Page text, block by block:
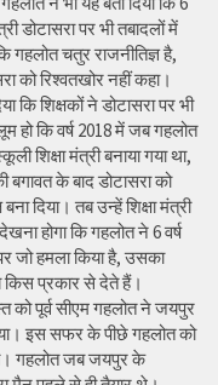
डोटासरा पर भी तबादलों में
चतुर राजनीतिज्ञ है,
को रिश्वतखोर नहीं कहा।
कि शिक्षकों ने डोटासरा पर भी
हो कि वर्ष 2018 में जब गहलोत
शिक्षा मंत्री बनाया गया था,
के बाद डोटासरा को
दिया। तब उन्हें शिक्षा मंत्री
होगा कि गहलोत ने 6 वर्ष
जो हमला किया है, उसका
किस प्रकार से देते हैं।
को पूर्व सीएम गहलोत ने जयपुर
इस सफर के पीछे गहलोत को
गहलोत जब जयपुर के